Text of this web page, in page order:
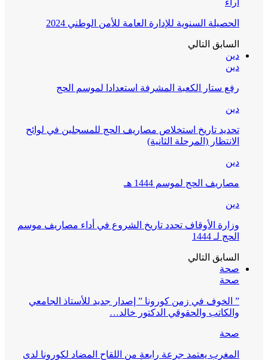
آراء
الحصيلة السنوية للإدارة العامة للأمن الوطني 2024
السابق التالي
دين
دين
رفع ستار الكعبة المشرفة استعدادا لموسم الحج
دين
تحديد تاريخ استخلاص مصاريف الحج للمسجلين في لوائح
الانتظار (المرحلة الثانية)
دين
مصاريف الحج لموسم 1444 هـ
دين
وزارة الأوقاف تحدد تاريخ الشروع في أداء مصاريف موسم
الحج لـ 1444
السابق التالي
صحة
صحة
” الخوف في زمن كورونا ” إصدار جديد للأستاذ الجامعي
والكاتب والحقوقي الدكتور خالد…
صحة
المغرب يعتمد جرعة رابعة من اللقاح المضاد لكورونا لدى